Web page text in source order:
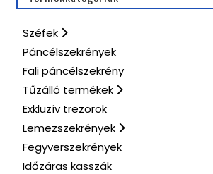
Széfek
Páncélszekrények
Fali páncélszekrény
Tűzálló termékek
Exkluzív trezorok
Lemezszekrények
Fegyverszekrények
Időzáras kasszák